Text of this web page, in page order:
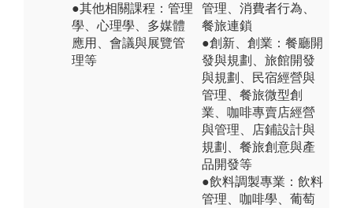
●其他相關課程：管理
學、心理學、多媒體
應用、會議與展覽管
理等
管理、消費者行為、
餐旅連鎖
●創新、創業：餐廳開
發與規劃、旅館開發
與規劃、民宿經營與
管理、餐旅微型創
業、咖啡專賣店經營
與管理、店鋪設計與
規劃、餐旅創意與產
品開發等
●飲料調製專業：飲料
管理、咖啡學、葡萄